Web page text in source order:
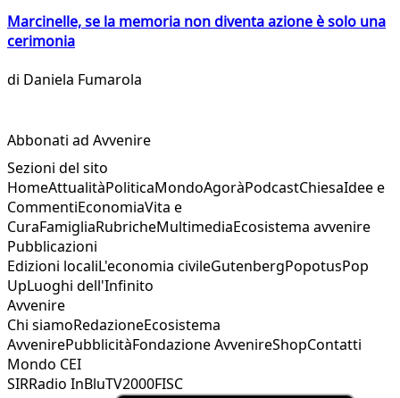
Marcinelle, se la memoria non diventa azione è solo una
cerimonia
di Daniela Fumarola
Abbonati ad Avvenire
Sezioni del sito
HomeAttualitàPoliticaMondoAgoràPodcastChiesaIdee e
CommentiEconomiaVita e
CuraFamigliaRubricheMultimediaEcosistema avvenire
Pubblicazioni
Edizioni localiL'economia civileGutenbergPopotusPop
UpLuoghi dell'Infinito
Avvenire
Chi siamoRedazioneEcosistema
AvvenirePubblicitàFondazione AvvenireShopContatti
Mondo CEI
SIRRadio InBluTV2000FISC